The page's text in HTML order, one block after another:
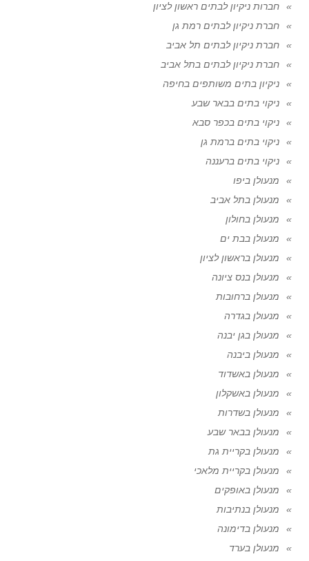
חברות ניקיון לבתים ראשון לציון
חברת ניקיון לבתים רמת גן
חברת ניקיון לבתים תל אביב
חברת ניקיון לבתים בתל אביב
ניקיון בתים משותפים בחיפה
ניקוי בתים בבאר שבע
ניקוי בתים בכפר סבא
ניקוי בתים ברמת גן
ניקוי בתים ברעננה
מנעולן ביפו
מנעולן בתל אביב
מנעולן בחולון
מנעולן בבת ים
מנעולן בראשון לציון
מנעולן בנס ציונה
מנעולן ברחובות
מנעולן בגדרה
מנעולן בגן יבנה
מנעולן ביבנה
מנעולן באשדוד
מנעולן באשקלון
מנעולן בשדרות
מנעולן בבאר שבע
מנעולן בקריית גת
מנעולן בקריית מלאכי
מנעולן באופקים
מנעולן בנתיבות
מנעולן בדימונה
מנעולן בערד